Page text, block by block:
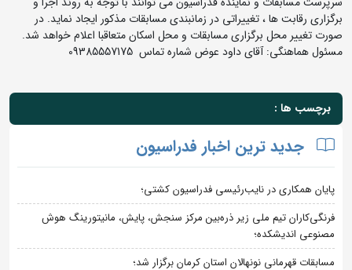
برگزاری رقابت ها ، تغییراتی در زمانبندی مسابقات مذکور ایجاد نماید. در
صورت تغییر محل برگزاری مسابقات و محل اسکان متعاقبا اعلام خواهد شد.
مسئول هماهنگی: آقای داود عوض شماره تماس 09385557175
برچسب ها :
جدید ترین اخبار فدراسیون
پایان همکاری در نایب‌رئیسی فدراسیون کشتی؛
فرنگی‌کاران تیم ملی زیر ذره‌بین مرکز سنجش، پایش، مانیتورینگ هوش
مصنوعی اندیشکده؛
مسابقات قهرمانی نونهالان استان کرمان برگزار شد؛